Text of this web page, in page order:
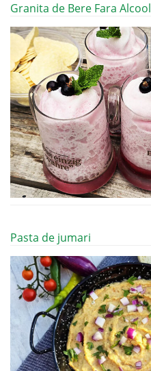
Granita de Bere Fara Alcool
Pasta de jumari